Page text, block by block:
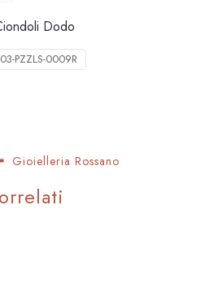
Dodo
PZZLS-0009R
Gioielleria Rossano